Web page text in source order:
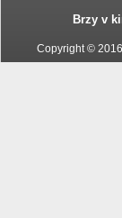
Brzy v
Copyright ©